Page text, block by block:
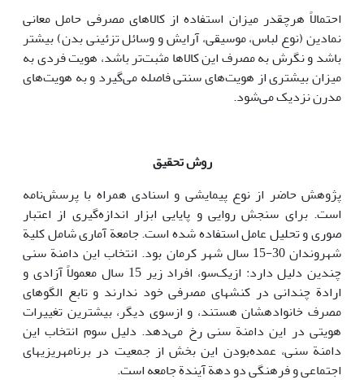
احتمالاً هرچقدر میزان استفاده از کالاهای مصرفی حامل معانی
نمادین (نوع لباس، موسیقی، آرایش و وسائل تزئینی بدن) بیشتر
باشد و نگرش به مصرف این کالاها مثبت‌تر باشد، هویت فردی به
میزان بیشتری از هویت‌های سنتی فاصله می‌گیرد و به هویت‌های
مدرن نزدیک می‌شود.
روش تحقیق
پژوهش حاضر از نوع پیمایشی و اسنادی همراه با پرسش‌نامه
است. برای سنجش روایی و پایایی ابزار اندازه‌گیری از اعتبار
صوری و تحلیل عامل استفاده شده است. جامعة آماری شامل کلیة
شهروندان 30-15 سال شهر کرمان بود. انتخاب این دامنة سنی
چندین دلیل دارد: ازیک‌سو، افراد زیر 15 سال معمولاً آزادی و
ارادة چندانی در کنش­های مصرفی خود ندارند و تابع الگوهای
مصرف خانواده­شان هستند، و ازسوی دیگر، بیشترین تغییرات
هویتی در این دامنة سنی رخ می‌دهد. دلیل سوم انتخاب این
دامنة سنی، عمده‌بودن این بخش از جمعیت در برنامه­ریزی­های
اجتماعی و فرهنگی دو دهة آیندة جامعه است.